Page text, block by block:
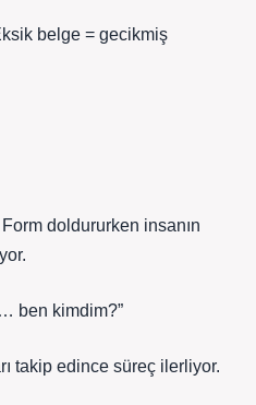
belge = gecikmiş
doldururken insanın
ben kimdim?”
takip edince süreç ilerliyor.